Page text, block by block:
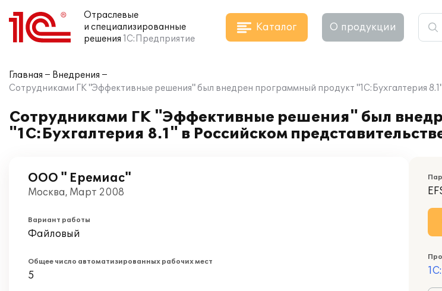
Отраслевые
и специализированные
решения 1С:Предприятие
Каталог О продукции
Главная
Внедрения
Сотрудниками ГК "Эффективные решения" был внедрен программный продукт "1С:Бухгалтерия
Сотрудниками ГК "Эффективные решения" был
"1С:Бухгалтерия 8.1" в Российском
ООО " Еремиас"
Москва, Март 2008
Вариант работы
Файловый
Общее число автоматизированных рабочих мест
5